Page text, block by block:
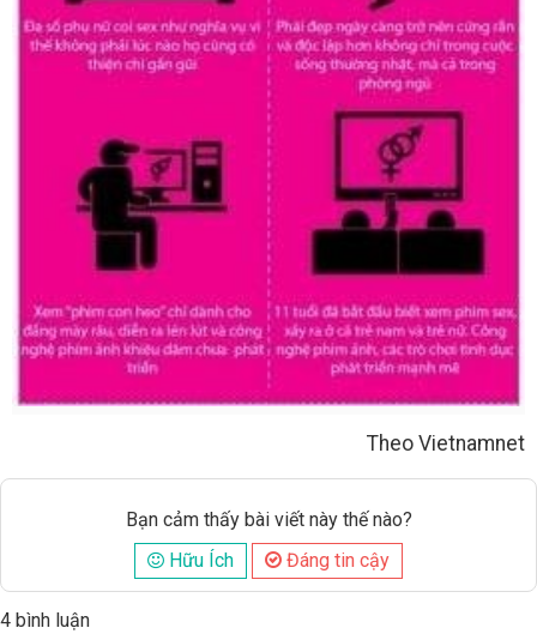
Theo Vietnamnet
Bạn cảm thấy bài viết này thế nào?
Hữu Ích
Đáng tin cậy
4 bình luận